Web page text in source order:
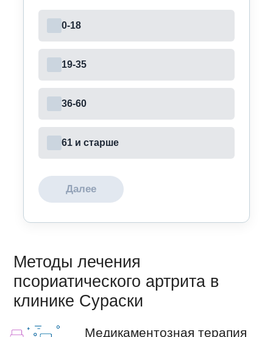
0-18
19-35
36-60
61 и старше
Далее
Методы лечения
псориатического артрита в
клинике Сураски
Медикаментозная терапия